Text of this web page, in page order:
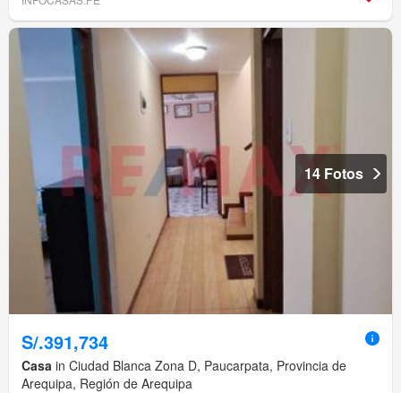
14 Fotos
S/.391,734
Casa in Ciudad Blanca Zona D, Paucarpata, Provincia de
Arequipa, Región de Arequipa